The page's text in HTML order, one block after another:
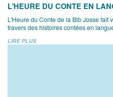
L'HEURE DU CONTE EN
L'Heure du Conte de la Bib Josse fait
travers des histoires contées en
LIRE PLUS